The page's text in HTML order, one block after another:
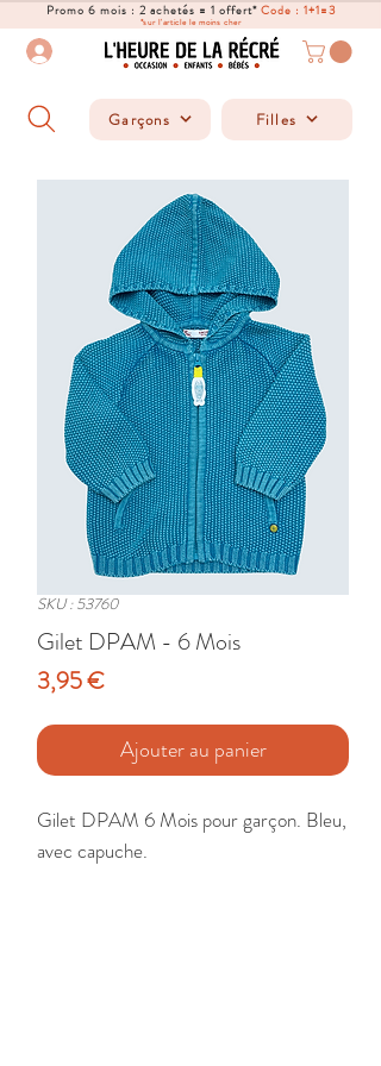
Promo 6 mois : 2 achetés = 1 offert*Code : 1+1=3
*sur l'article le moins cher
Garçons Filles
SKU : 53760
Gilet DPAM - 6 Mois
3,95 €Prix
Ajouter au panier
Gilet DPAM 6 Mois pour garçon. Bleu,
avec capuche.